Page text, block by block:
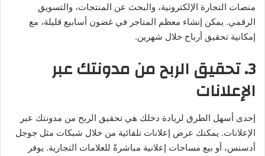
منصات التجارة الإلكترونية، والبحث عن المنتجات، والتسويق
الرقمي. يمكن إنشاء معظم المتاجر في غضون أسابيع قليلة، مع
إمكانية تحقيق أرباح خلال شهرين.
3. تحقيق الربح من مدونتك عبر
الإعلانات
إحدى أسهل الطرق لزيادة دخلك هي تحقيق الربح من مدونتك عبر
الإعلانات. يمكنك عرض إعلانات تلقائية من خلال شبكات مثل جوجل
أدسنس، أو بيع مساحات إعلانية مباشرةً للعلامات التجارية. يوفر